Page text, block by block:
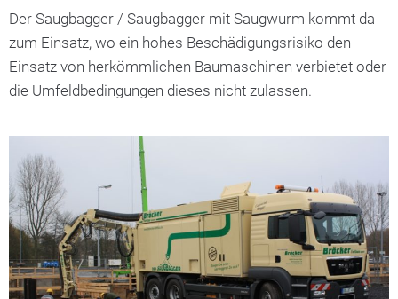
Der Saugbagger / Saugbagger mit Saugwurm kommt da
zum Einsatz, wo ein hohes Beschädigungsrisiko den
Einsatz von herkömmlichen Baumaschinen verbietet oder
die Umfeldbedingungen dieses nicht zulassen.